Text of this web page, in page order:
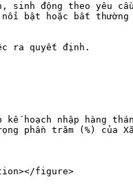
sinh động theo yêu
bật hoặc bất thường
ra quyết định.
hoạch nhập hàng
trăm (%) của
figure>